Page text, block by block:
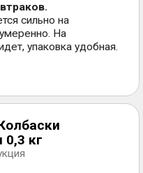
сильно на
На
упаковка удобная.
0,3 кг